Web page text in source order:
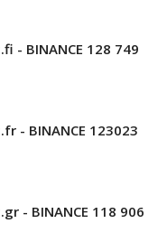
- BINANCE 128 749
- BINANCE 123023
- BINANCE 118 906